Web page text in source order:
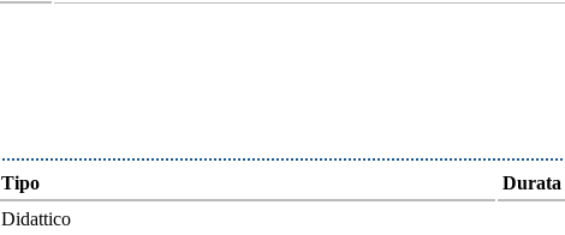
Tipo Durata
Didattico